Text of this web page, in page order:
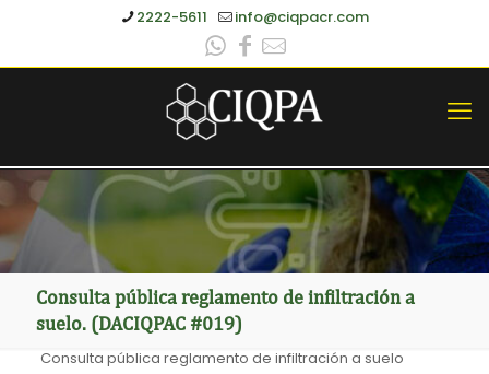
2222-5611 info@ciqpacr.com
Consulta pública reglamento de infiltración a
suelo. (DACIQPAC #019)
Consulta pública reglamento de infiltración a suelo